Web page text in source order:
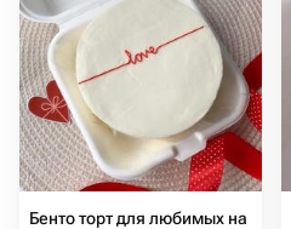
Бенто торт для любимых на